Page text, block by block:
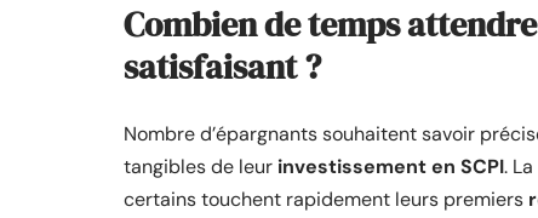
Combien de temps
satisfaisant ?
Nombre d’épargnants souhaitent savoir
tangibles de leur investissement en SCPI.
certains touchent rapidement leurs premiers